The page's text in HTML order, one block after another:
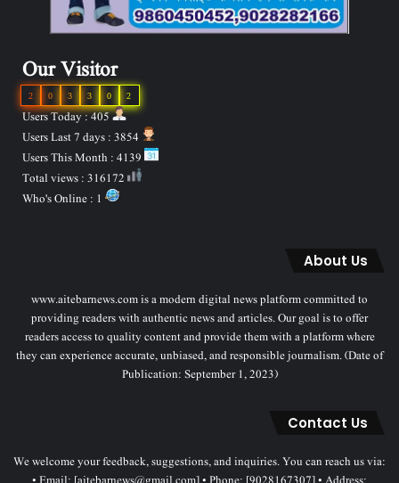
Our Visitor
2
0
3
3
0
2
Users Today : 405
About Us
www.aitebarnews.com is a modern digital news platform committed to
providing readers with authentic news and articles. Our goal is to offer
readers access to quality content and provide them with a platform where
they can experience accurate, unbiased, and responsible journalism. (Date of
Publication: September 1, 2023)
Contact Us
We welcome your feedback, suggestions, and inquiries. You can reach us via: